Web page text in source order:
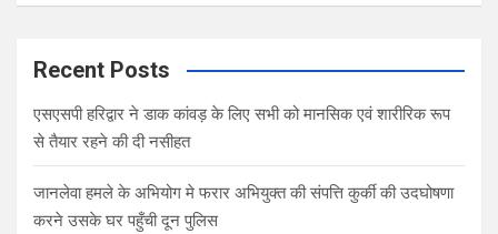
Recent Posts
एसएसपी हरिद्वार ने डाक कांवड़ के लिए सभी को मानसिक एवं शारीरिक रूप
से तैयार रहने की दी नसीहत
जानलेवा हमले के अभियोग मे फरार अभियुक्त की संपत्ति कुर्की की उदघोषणा
करने उसके घर पहुँची दून पुलिस